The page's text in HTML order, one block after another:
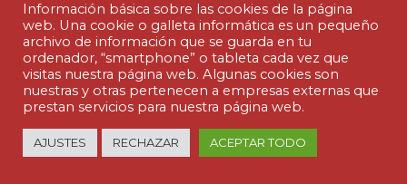
Aviso legal y Política de privacidad
© Copyright - ACADEMIA CEDES | made by
nuteco
Información básica sobre las cookies de la página
web. Una cookie o galleta informática es un pequeño
archivo de información que se guarda en tu
ordenador, “smartphone” o tableta cada vez que
visitas nuestra página web. Algunas cookies son
nuestras y otras pertenecen a empresas externas que
prestan servicios para nuestra página web.
AJUSTES RECHAZAR ACEPTAR TODO